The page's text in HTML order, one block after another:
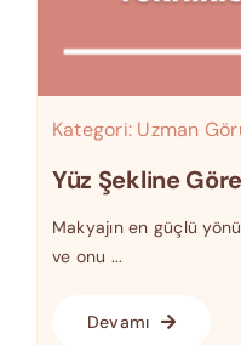
Kategori: Uzman
Yüz Şekline
Makyajın en güçlü
ve onu ...
Devamı